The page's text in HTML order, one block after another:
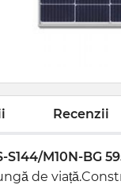
Recenzii
S144/M10N-BG
de